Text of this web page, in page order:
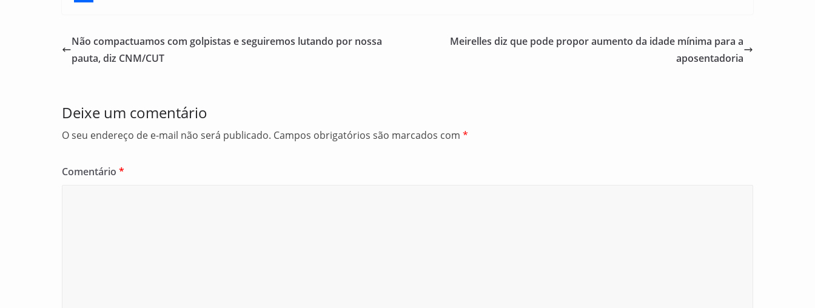
Não compactuamos com golpistas e seguiremos lutando por nossa
pauta, diz CNM/CUT
Meirelles diz que pode propor aumento da idade mínima para a
aposentadoria
Deixe um comentário
O seu endereço de e-mail não será publicado. Campos obrigatórios são marcados com *
Comentário *